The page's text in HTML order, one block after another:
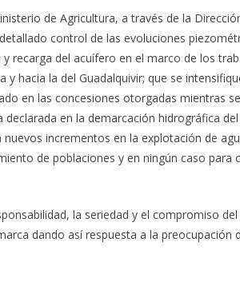
de Agricultura, a través de la
control de las evoluciones
recarga del acuífero en el marco de los
hacia la del Guadalquivir; que se
en las concesiones otorgadas mientras
en la demarcación hidrográfica
incrementos en la explotación de
de poblaciones y en ningún caso para
la seriedad y el compromiso
dando así respuesta a la preocupación